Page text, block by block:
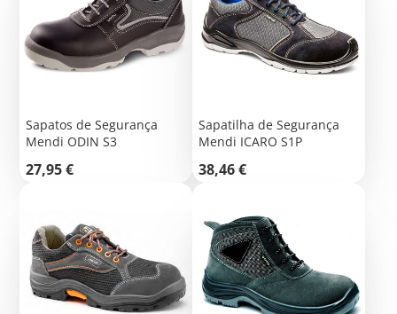
Sapatos de Segurança
Mendi ODIN S3
Preço
27,95 €
Sapatilha de Segurança
Mendi ICARO S1P
Preço
38,46 €